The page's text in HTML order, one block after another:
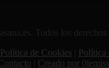
Todos los derechos
Política de Cookies Política
Creado por